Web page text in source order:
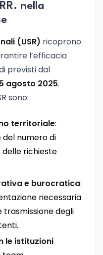
nella
(USR) ricoprono
l’efficacia
previsti dal
agosto 2025.
sono:
territoriale:
numero di
delle richieste
e burocratica:
necessaria
trasmissione degli
le istituzioni